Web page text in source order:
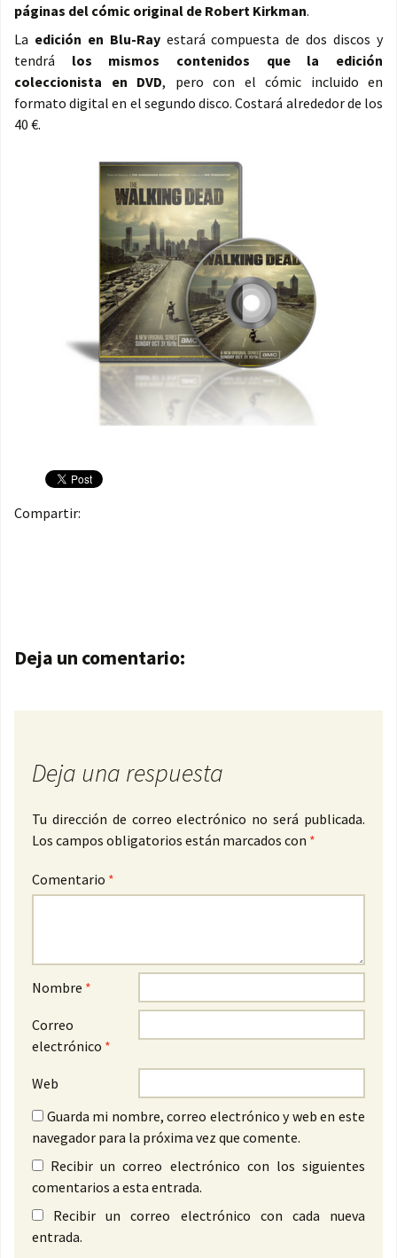
páginas del cómic original de Robert Kirkman.
La edición en Blu-Rayestará compuesta de dos discos y
tendrá los mismos contenidos que la edición
coleccionista en DVD, pero con el cómic incluido en
formato digital en el segundo disco. Costará alrededor de los
40 €.
Compartir:
Navegación de entradas
Deja un comentario:
Deja una respuesta
Tu dirección de correo electrónico no será publicada.
Los campos obligatorios están marcados con *
Comentario *
Nombre *
Correo
electrónico *
Web
Guarda mi nombre, correo electrónico y web en este
navegador para la próxima vez que comente.
Recibir un correo electrónico con los siguientes
comentarios a esta entrada.
Recibir un correo electrónico con cada nueva
entrada.